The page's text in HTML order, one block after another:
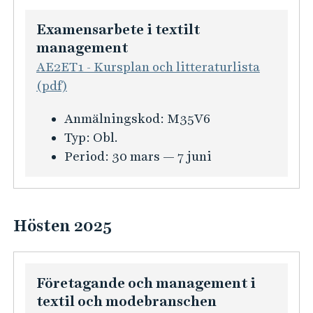
o
n
f
ö
F
a
s
r
t
i
n
f
o
m
a
t
f
ö
H
å
Examensarbete i textilt
management
AE2ET1 - Kursplan och litteraturlista
(pdf)
K
u
r
i
f
o
m
a
Anmälningskod: M35V6
Typ: Obl.
Period: 30 mars — 7 juni
Hösten 2025
Företagande och management i
textil och modebranschen